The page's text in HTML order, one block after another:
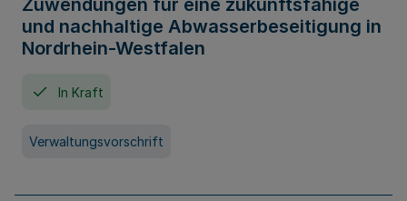
Zuwendungen für eine zukunftsfähige
und nachhaltige Abwasserbeseitigung in
Nordrhein-Westfalen
In Kraft
Verwaltungsvorschrift